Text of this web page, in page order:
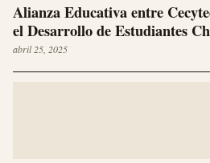
Alianza Educativa entre
el Desarrollo de Estudiantes
abril 25, 2025